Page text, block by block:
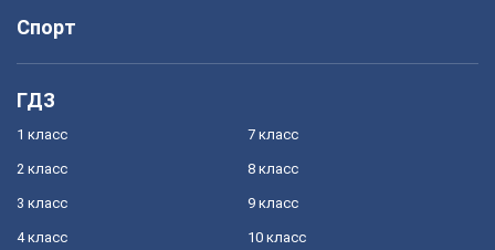
Спорт
ГДЗ
1 класс
2 класс
3 класс
4 класс
7 класс
8 класс
9 класс
10 класс